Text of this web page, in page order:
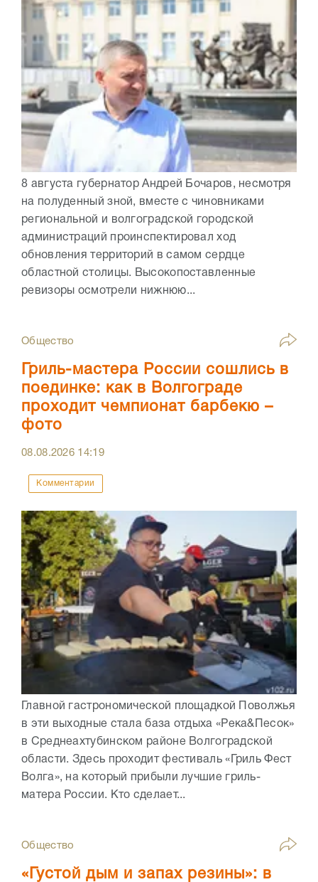
8 августа губернатор Андрей Бочаров, несмотря
на полуденный зной, вместе с чиновниками
региональной и волгоградской городской
администраций проинспектировал ход
обновления территорий в самом сердце
областной столицы. Высокопоставленные
ревизоры осмотрели нижнюю...
Общество
Гриль-мастера России сошлись в
поединке: как в Волгограде
проходит чемпионат барбекю –
фото
08.08.2026 14:19
Комментарии
Главной гастрономической площадкой Поволжья
в эти выходные стала база отдыха «Река&Песок»
в Среднеахтубинском районе Волгоградской
области. Здесь проходит фестиваль «Гриль Фест
Волга», на который прибыли лучшие гриль-
матера России. Кто сделает...
Общество
«Густой дым и запах резины»: в